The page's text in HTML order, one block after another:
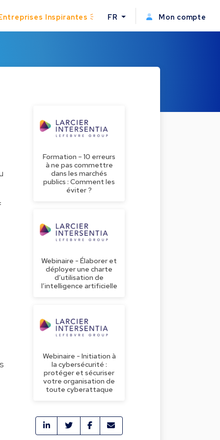
Inspirantes FR Mon compte
Formation – 10 erreurs
à ne pas commettre
dans les marchés
publics : Comment les
éviter ?
Webinaire - Élaborer et
déployer une charte
d’utilisation de
l’intelligence artificielle
Webinaire - Initiation à
la cybersécurité :
protéger et sécuriser
votre organisation de
toute cyberattaque